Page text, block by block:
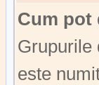
Cum pot
este